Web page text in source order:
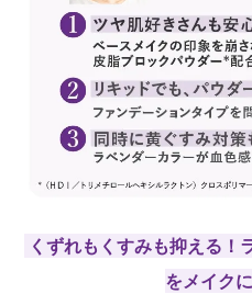
くずれもくすみも抑える！
をメイク